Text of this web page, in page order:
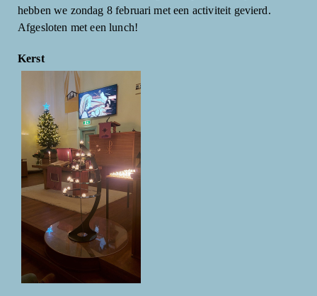
hebben we zondag 8 februari met een activiteit gevierd.
Afgesloten met een lunch!
Kerst